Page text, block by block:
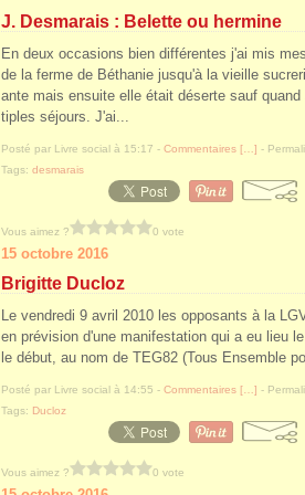
J. Desmarais : Belette ou hermine
En deux occasions bien différentes j'ai mis
de la ferme de Béthanie jusqu'à la vieille
ante mais ensuite elle était déserte sauf
tiples séjours. J'ai...
Posté par Livre social à 15:17 - Commentaires [ ] -
Tags: desmarais
Vous aimez ? 0 vote
15 octobre 2016
Brigitte Ducloz
Le vendredi 9 avril 2010 les opposants à la
en prévision d'une manifestation qui a eu lieu
le début, au nom de TEG82 (Tous Ensemble
Posté par Livre social à 14:55 - Commentaires [ ] -
Tags: Ducloz
Vous aimez ? 0 vote